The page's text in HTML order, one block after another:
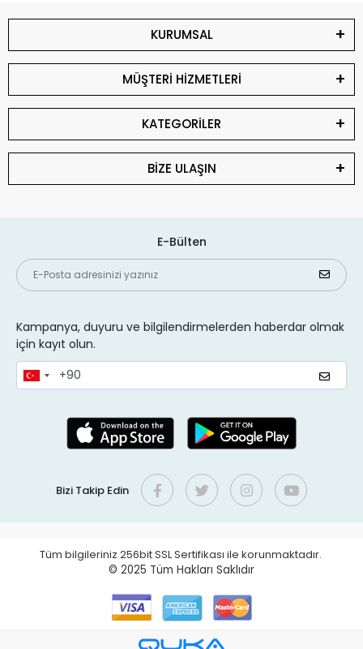
KURUMSAL
MÜŞTERİ HİZMETLERİ
KATEGORİLER
BİZE ULAŞIN
E-Bülten
Kampanya, duyuru ve bilgilendirmelerden haberdar olmak
için kayıt olun.
Bizi Takip Edin
Tüm bilgileriniz 256bit SSL Sertifikası ile korunmaktadır.
© 2025 Tüm Hakları Saklıdır